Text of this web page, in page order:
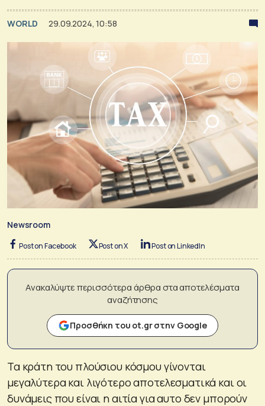
WORLD 29.09.2024, 10:58
Newsroom
Post on Facebook Post on X Post on LinkedIn
Ανακαλύψτε περισσότερα άρθρα στα αποτελέσματα
αναζήτησης
Προσθήκη του ot.gr στην Google
Τα κράτη του πλούσιου κόσμου γίνονται
μεγαλύτερα και λιγότερο αποτελεσματικά και οι
δυνάμεις που είναι η αιτία για αυτο δεν μπορούν